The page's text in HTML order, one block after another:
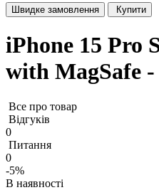
Швидке замовлення Купити
iPhone 15 Pro
with MagSafe
Все про товар
Відгуків
0
Питання
0
-5%
В наявності